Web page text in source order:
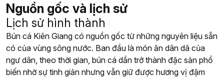
Nguồn gốc và lịch sử
Lịch sử hình thành
Bún cá Kiên Giang có nguồn gốc từ những nguyên liệu sẵn
có của vùng sông nước. Ban đầu là món ăn dân dã của
ngư dân, theo thời gian, bún cá dần trở thành đặc sản phổ
biến nhờ sự tinh giản nhưng vẫn giữ được hương vị đậm